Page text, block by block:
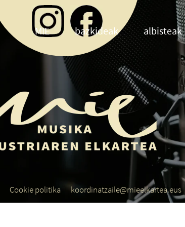
MIE bazkideak albisteak
Cookie politika koordinatzaile@mieelkartea.eus